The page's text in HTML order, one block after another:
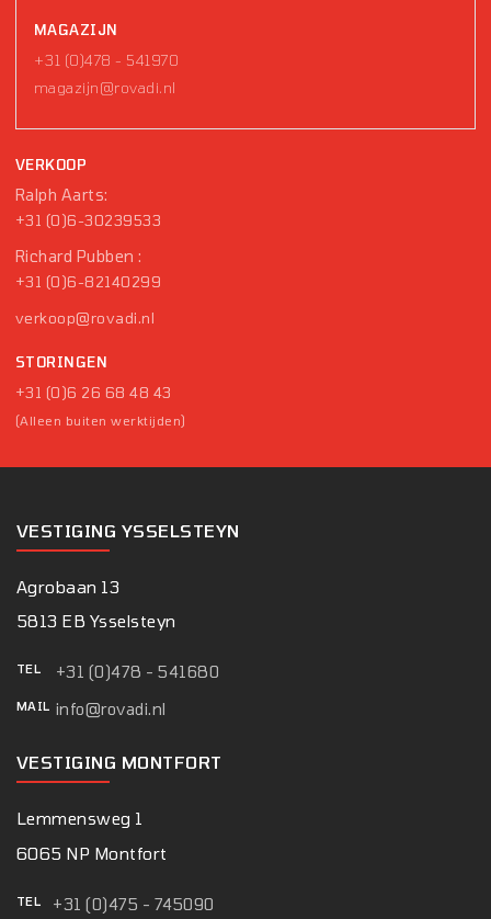
MAGAZIJN
+31 (0)478 - 541970
magazijn@rovadi.nl
VERKOOP
Ralph Aarts:
+31 (0)6-30239533
Richard Pubben :
+31 (0)6-82140299
verkoop@rovadi.nl
STORINGEN
+31 (0)6 26 68 48 43
(Alleen buiten werktijden)
VESTIGING YSSELSTEYN
Agrobaan 13
5813 EB Ysselsteyn
TEL +31 (0)478 - 541680
MAIL info@rovadi.nl
VESTIGING MONTFORT
Lemmensweg 1
6065 NP Montfort
TEL +31 (0)475 - 745090